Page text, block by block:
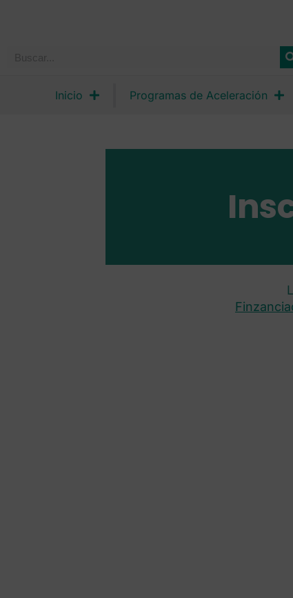
Inicio Programas de Aceleración